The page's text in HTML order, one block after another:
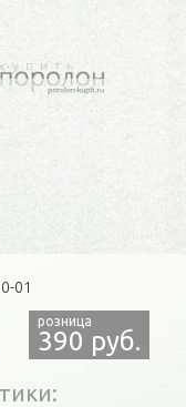
01
390 руб.